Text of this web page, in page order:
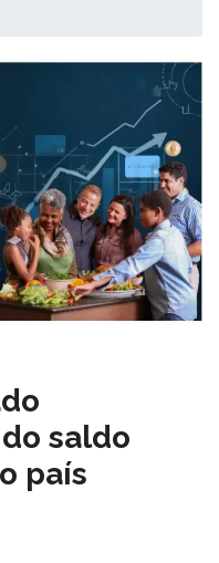
saldo
país